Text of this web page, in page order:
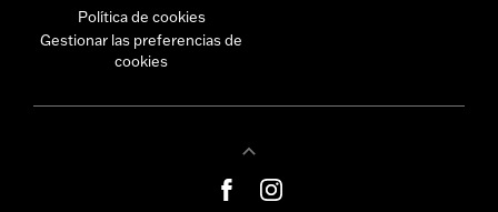
Política de cookies
Gestionar las preferencias de
cookies